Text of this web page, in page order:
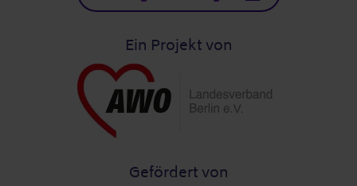
Ein Projekt von
Gefördert von